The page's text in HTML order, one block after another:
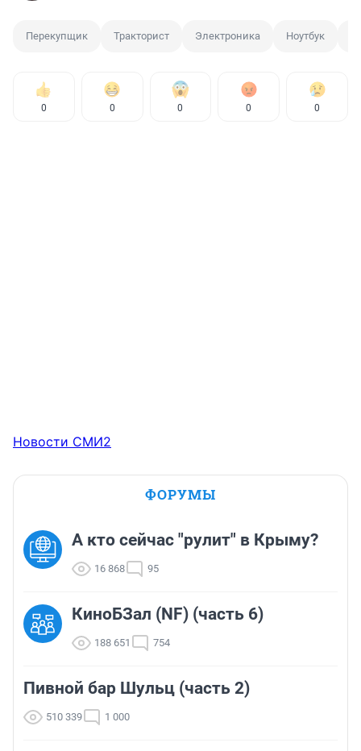
Перекупщик Тракторист Электроника Ноутбук
0 0 0 0 0
Новости СМИ2
ФОРУМЫ
А кто сейчас "рулит" в Крыму?
16 868 95
КиноБЗал (NF) (часть 6)
188 651 754
Пивной бар Шульц (часть 2)
510 339 1 000